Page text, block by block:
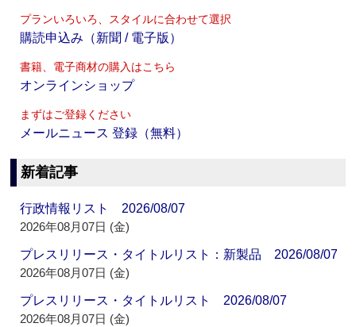
プランいろいろ、スタイルに合わせて選択
購読申込み（新聞 / 電子版）
書籍、電子商材の購入はこちら
オンラインショップ
まずはご登録ください
メールニュース 登録（無料）
新着記事
行政情報リスト 2026/08/07
2026年08月07日 (金)
プレスリリース・タイトルリスト：新製品 2026/08/07
2026年08月07日 (金)
プレスリリース・タイトルリスト 2026/08/07
2026年08月07日 (金)